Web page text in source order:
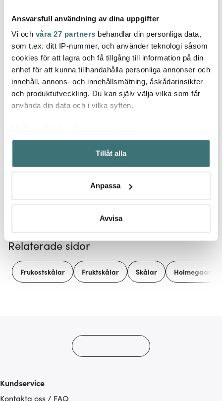
Ansvarsfull användning av dina uppgifter
Vi och våra 27 partners behandlar din personliga data,
som t.ex. ditt IP-nummer, och använder teknologi såsom
cookies för att lagra och få tillgång till information på din
enhet för att kunna tillhandahålla personliga annonser och
innehåll, annons- och innehållsmätning, åskådarinsikter
och produktutveckling. Du kan själv välja vilka som får
använda din data och i vilka syften.
Samla in information om din geografiska plats som
kan ha en noggrannhet på upp till flera meter
Identifiera din enhet genom att aktivt skanna den för
Ta reda på mer om hur dina personliga uppgifter
Du kan ändra eller dra tillbaka ditt samtycke när som
Vi använder cookies för att innehållet och annonserna
ska anpassas efter det som vi tror att du tycker om. Det
gör också att vi kan analysera vår trafik och göra
Tillåt alla
Anpassa
Avvisa
Dorre
Champagneförslutare
luftpump Silver
62 kr 89 kr
Stiernholm
Bubbles
champagneglas 16 cl
6-pack klar
321 kr
New
Låt dig inspireras av våra kunder
Relaterade sidor
Frukostskålar Fruktskålar Skålar Holmegaard
Kundservice
Kontakta oss / FAQ